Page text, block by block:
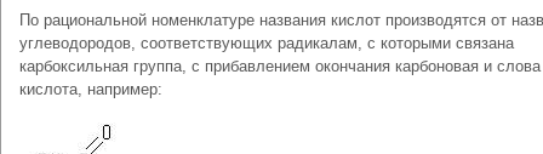
По рациональной номенклатуре названия кислот производятся от
углеводородов, соответствующих радикалам, с которыми связана
карбоксильная группа, с прибавлением окончания карбоновая и слова
кислота, например: